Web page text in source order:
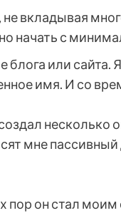
вкладывая
начать с
или сайта. Я
имя. И со
несколько
мне
пор он стал